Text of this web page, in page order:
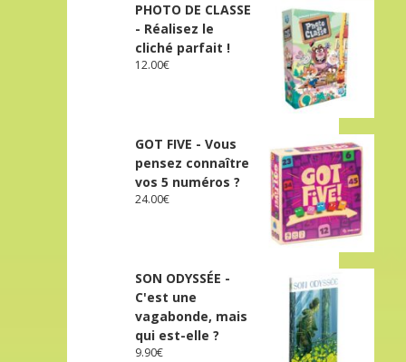
PHOTO DE CLASSE
- Réalisez le
cliché parfait !
12.00€
GOT FIVE - Vous
pensez connaître
vos 5 numéros ?
24.00€
SON ODYSSÉE -
C'est une
vagabonde, mais
qui est-elle ?
9.90€